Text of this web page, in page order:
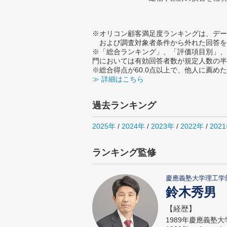
※オリコン顧客満足度ランキングは、デ
および調査対象者条件から外れた回答
※「総合ランキング」、「評価項目別」
門においては有効回答者数が規定人数の
※総合得点が60.0点以上で、他人に薦め
≫ 詳細はこちら
過去ランキング
2025年 / 2024年 / 2023年 / 2022年 /
ランキング監修
慶應義塾大学理工
鈴木秀男
【経歴】
1989年慶應義塾